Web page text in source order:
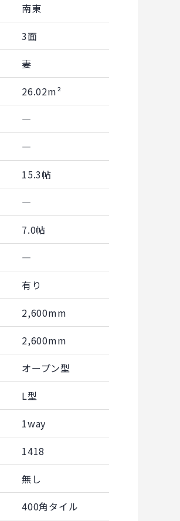
南東
3面
妻
26.02m²
―
―
15.3帖
―
7.0帖
―
有り
2,600mm
2,600mm
オープン型
L型
1way
1418
無し
400角タイル